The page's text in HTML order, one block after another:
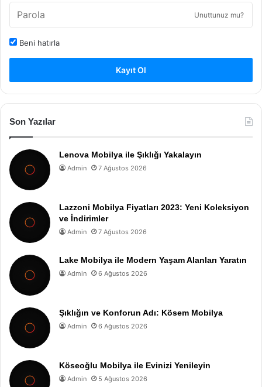
Unuttunuz mu?
Beni hatırla
Kayıt Ol
Son Yazılar
Lenova Mobilya ile Şıklığı Yakalayın
Admin 7 Ağustos 2026
Lazzoni Mobilya Fiyatları 2023: Yeni Koleksiyon
ve İndirimler
Admin 7 Ağustos 2026
Lake Mobilya ile Modern Yaşam Alanları Yaratın
Admin 6 Ağustos 2026
Şıklığın ve Konforun Adı: Kösem Mobilya
Admin 6 Ağustos 2026
Köseoğlu Mobilya ile Evinizi Yenileyin
Admin 5 Ağustos 2026